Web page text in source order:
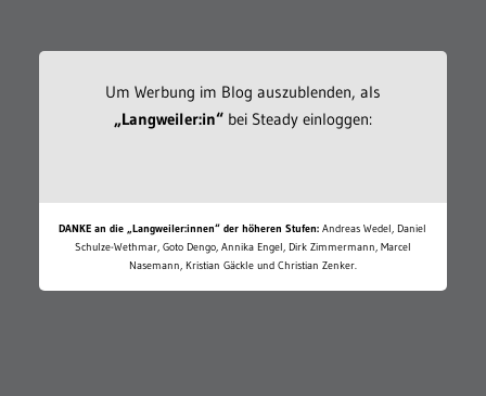
Um Werbung im Blog auszublenden, als
„Langweiler:in“bei Steady einloggen:
DANKE an die „Langweiler:innen“ der höheren Stufen: Andreas Wedel, Daniel
Schulze-Wethmar, Goto Dengo, Annika Engel, Dirk Zimmermann, Marcel
Nasemann, Kristian Gäckle und Christian Zenker.